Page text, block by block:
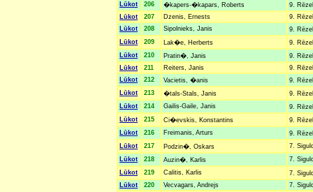
Lūkot
206 �kapers-�kapars, Roberts
9.
Lūkot
207 Dzenis, Ernests
9.
Lūkot
208 Sipolnieks, Janis
9.
Lūkot
209 Lak�e, Herberts
9.
Lūkot
210 Pratin�, Janis
9.
Lūkot
211 Reiters, Janis
9.
Lūkot
212 Vacietis, �anis
9.
Lūkot
213 �tals-Stals, Janis
9.
Lūkot
214 Gailis-Gaile, Janis
9.
Lūkot
215 Ci�evskis, Konstantins
9.
Lūkot
216 Freimanis, Arturs
9.
Lūkot
217 Podzin�, Oskars
7.
Lūkot
218 Auzin�, Karlis
7.
Lūkot
219 Calitis, Karlis
7.
Lūkot
220 Vecvagars, Andrejs
7.